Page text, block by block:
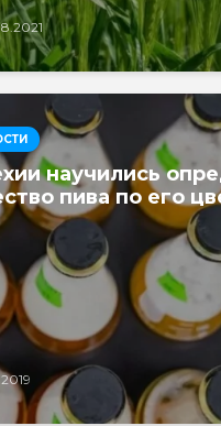
научились
пива по его